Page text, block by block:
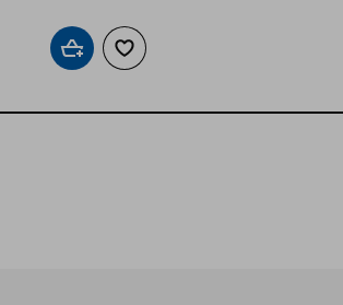
Добави в кошницата
Добави към списъка с любими